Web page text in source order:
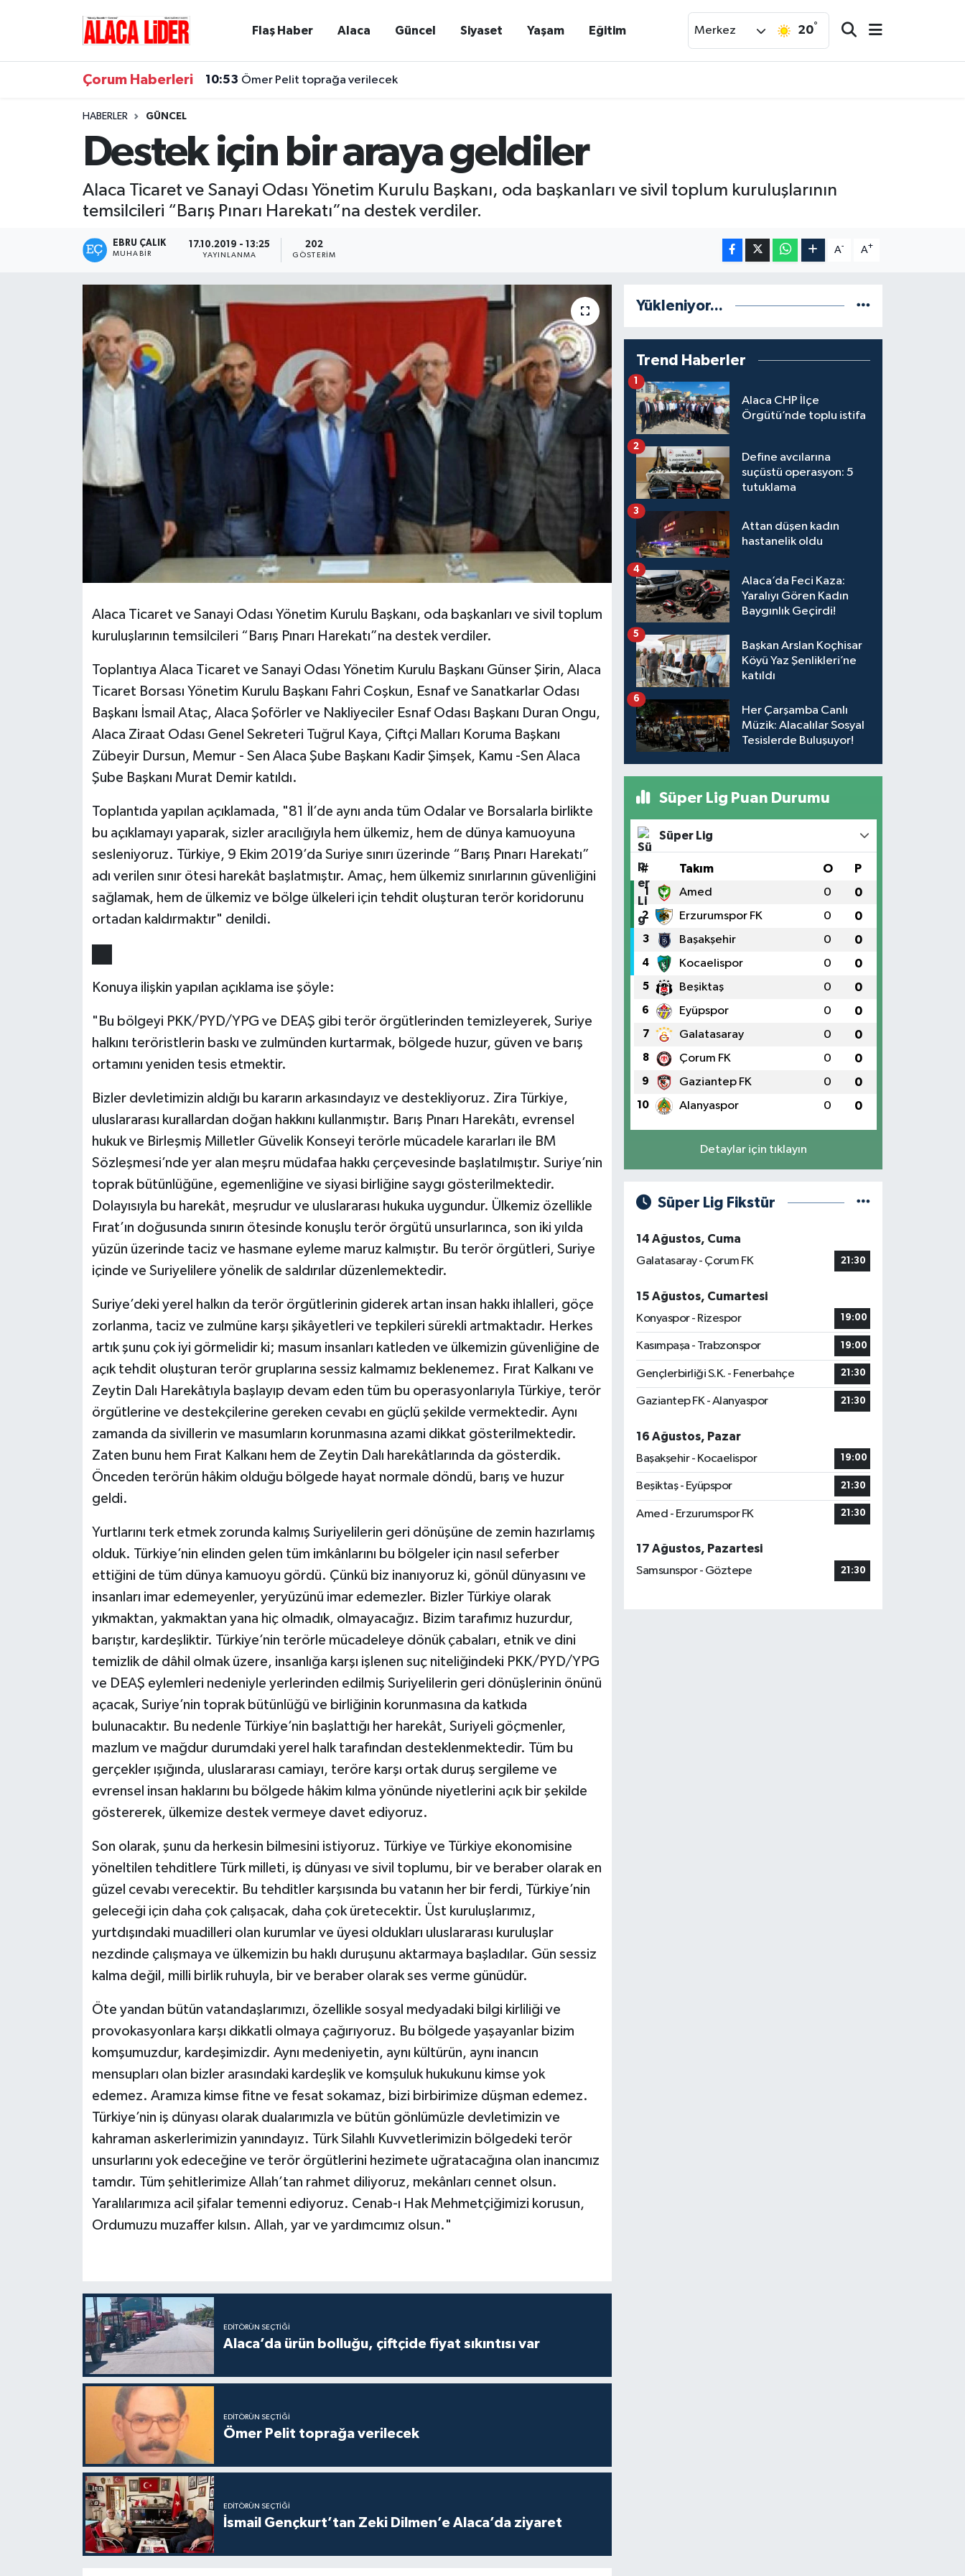
Flaş Haber Alaca Güncel Siyaset Yaşam Eğitim Merkez 20°
Çorum Haberleri 10:53 Ömer Pelit toprağa verilecek
HABERLER GÜNCEL
Destek için bir araya geldiler
Alaca Ticaret ve Sanayi Odası Yönetim Kurulu Başkanı, oda başkanları ve sivil toplum kuruluşlarının
temsilcileri “Barış Pınarı Harekatı”na destek verdiler.
EBRU ÇALIK
MUHABIR
17.10.2019 - 13:25
YAYINLANMA
202
GÖSTERIM
A- A+
Alaca Ticaret ve Sanayi Odası Yönetim Kurulu Başkanı, oda başkanları ve sivil toplum
kuruluşlarının temsilcileri “Barış Pınarı Harekatı”na destek verdiler.
Toplantıya Alaca Ticaret ve Sanayi Odası Yönetim Kurulu Başkanı Günser Şirin, Alaca
Ticaret Borsası Yönetim Kurulu Başkanı Fahri Coşkun, Esnaf ve Sanatkarlar Odası
Başkanı İsmail Ataç, Alaca Şoförler ve Nakliyeciler Esnaf Odası Başkanı Duran Ongu,
Alaca Ziraat Odası Genel Sekreteri Tuğrul Kaya, Çiftçi Malları Koruma Başkanı
Zübeyir Dursun, Memur - Sen Alaca Şube Başkanı Kadir Şimşek, Kamu -Sen Alaca
Şube Başkanı Murat Demir katıldı.
Toplantıda yapılan açıklamada, "81 İl’de aynı anda tüm Odalar ve Borsalarla birlikte
bu açıklamayı yaparak, sizler aracılığıyla hem ülkemiz, hem de dünya kamuoyuna
sesleniyoruz. Türkiye, 9 Ekim 2019’da Suriye sınırı üzerinde “Barış Pınarı Harekatı”
adı verilen sınır ötesi harekât başlatmıştır. Amaç, hem ülkemiz sınırlarının güvenliğini
sağlamak, hem de ülkemiz ve bölge ülkeleri için tehdit oluşturan terör koridorunu
ortadan kaldırmaktır" denildi.
Konuya ilişkin yapılan açıklama ise şöyle:
"Bu bölgeyi PKK/PYD/YPG ve DEAŞ gibi terör örgütlerinden temizleyerek, Suriye
halkını teröristlerin baskı ve zulmünden kurtarmak, bölgede huzur, güven ve barış
ortamını yeniden tesis etmektir.
Bizler devletimizin aldığı bu kararın arkasındayız ve destekliyoruz. Zira Türkiye,
uluslararası kurallardan doğan hakkını kullanmıştır. Barış Pınarı Harekâtı, evrensel
hukuk ve Birleşmiş Milletler Güvelik Konseyi terörle mücadele kararları ile BM
Sözleşmesi’nde yer alan meşru müdafaa hakkı çerçevesinde başlatılmıştır. Suriye’nin
toprak bütünlüğüne, egemenliğine ve siyasi birliğine saygı gösterilmektedir.
Dolayısıyla bu harekât, meşrudur ve uluslararası hukuka uygundur. Ülkemiz özellikle
Fırat’ın doğusunda sınırın ötesinde konuşlu terör örgütü unsurlarınca, son iki yılda
yüzün üzerinde taciz ve hasmane eyleme maruz kalmıştır. Bu terör örgütleri, Suriye
içinde ve Suriyelilere yönelik de saldırılar düzenlemektedir.
Suriye’deki yerel halkın da terör örgütlerinin giderek artan insan hakkı ihlalleri, göçe
zorlanma, taciz ve zulmüne karşı şikâyetleri ve tepkileri sürekli artmaktadır. Herkes
artık şunu çok iyi görmelidir ki; masum insanları katleden ve ülkemizin güvenliğine de
açık tehdit oluşturan terör gruplarına sessiz kalmamız beklenemez. Fırat Kalkanı ve
Zeytin Dalı Harekâtıyla başlayıp devam eden tüm bu operasyonlarıyla Türkiye, terör
örgütlerine ve destekçilerine gereken cevabı en güçlü şekilde vermektedir. Aynı
zamanda da sivillerin ve masumların korunmasına azami dikkat gösterilmektedir.
Zaten bunu hem Fırat Kalkanı hem de Zeytin Dalı harekâtlarında da gösterdik.
Önceden terörün hâkim olduğu bölgede hayat normale döndü, barış ve huzur
geldi.
Yurtlarını terk etmek zorunda kalmış Suriyelilerin geri dönüşüne de zemin hazırlamış
olduk. Türkiye’nin elinden gelen tüm imkânlarını bu bölgeler için nasıl seferber
ettiğini de tüm dünya kamuoyu gördü. Çünkü biz inanıyoruz ki, gönül dünyasını ve
insanları imar edemeyenler, yeryüzünü imar edemezler. Bizler Türkiye olarak
yıkmaktan, yakmaktan yana hiç olmadık, olmayacağız. Bizim tarafımız huzurdur,
barıştır, kardeşliktir. Türkiye’nin terörle mücadeleye dönük çabaları, etnik ve dini
temizlik de dâhil olmak üzere, insanlığa karşı işlenen suç niteliğindeki PKK/PYD/YPG
ve DEAŞ eylemleri nedeniyle yerlerinden edilmiş Suriyelilerin geri dönüşlerinin önünü
açacak, Suriye’nin toprak bütünlüğü ve birliğinin korunmasına da katkıda
bulunacaktır. Bu nedenle Türkiye’nin başlattığı her harekât, Suriyeli göçmenler,
mazlum ve mağdur durumdaki yerel halk tarafından desteklenmektedir. Tüm bu
gerçekler ışığında, uluslararası camiayı, teröre karşı ortak duruş sergileme ve
evrensel insan haklarını bu bölgede hâkim kılma yönünde niyetlerini açık bir şekilde
göstererek, ülkemize destek vermeye davet ediyoruz.
Son olarak, şunu da herkesin bilmesini istiyoruz. Türkiye ve Türkiye ekonomisine
yöneltilen tehditlere Türk milleti, iş dünyası ve sivil toplumu, bir ve beraber olarak en
güzel cevabı verecektir. Bu tehditler karşısında bu vatanın her bir ferdi, Türkiye’nin
geleceği için daha çok çalışacak, daha çok üretecektir. Üst kuruluşlarımız,
yurtdışındaki muadilleri olan kurumlar ve üyesi oldukları uluslararası kuruluşlar
nezdinde çalışmaya ve ülkemizin bu haklı duruşunu aktarmaya başladılar. Gün sessiz
kalma değil, milli birlik ruhuyla, bir ve beraber olarak ses verme günüdür.
Öte yandan bütün vatandaşlarımızı, özellikle sosyal medyadaki bilgi kirliliği ve
provokasyonlara karşı dikkatli olmaya çağırıyoruz. Bu bölgede yaşayanlar bizim
komşumuzdur, kardeşimizdir. Aynı medeniyetin, aynı kültürün, aynı inancın
mensupları olan bizler arasındaki kardeşlik ve komşuluk hukukunu kimse yok
edemez. Aramıza kimse fitne ve fesat sokamaz, bizi birbirimize düşman edemez.
Türkiye’nin iş dünyası olarak dualarımızla ve bütün gönlümüzle devletimizin ve
kahraman askerlerimizin yanındayız. Türk Silahlı Kuvvetlerimizin bölgedeki terör
unsurlarını yok edeceğine ve terör örgütlerini hezimete uğratacağına olan inancımız
tamdır. Tüm şehitlerimize Allah’tan rahmet diliyoruz, mekânları cennet olsun.
Yaralılarımıza acil şifalar temenni ediyoruz. Cenab-ı Hak Mehmetçiğimizi korusun,
Ordumuzu muzaffer kılsın. Allah, yar ve yardımcımız olsun."
EDITÖRÜN SEÇTIĞI
Alaca’da ürün bolluğu, çiftçide fiyat sıkıntısı var
EDITÖRÜN SEÇTIĞI
Ömer Pelit toprağa verilecek
EDITÖRÜN SEÇTIĞI
İsmail Gençkurt’tan Zeki Dilmen’e Alaca’da ziyaret
Yükleniyor...
Trend Haberler
Alaca CHP İlçe
Örgütü’nde toplu istifa
1
Define avcılarına
suçüstü operasyon: 5
tutuklama
2
Attan düşen kadın
hastanelik oldu
3
Alaca’da Feci Kaza:
Yaralıyı Gören Kadın
Baygınlık Geçirdi!
4
Başkan Arslan Koçhisar
Köyü Yaz Şenlikleri’ne
katıldı
5
Her Çarşamba Canlı
Müzik: Alacalılar Sosyal
Tesislerde Buluşuyor!
6
Süper Lig Puan Durumu
Süper Lig
# Takım O P
1 Amed 0 0
2 Erzurumspor FK 0 0
3 Başakşehir 0 0
4 Kocaelispor 0 0
5 Beşiktaş 0 0
6 Eyüpspor 0 0
7 Galatasaray 0 0
8 Çorum FK 0 0
9 Gaziantep FK 0 0
10 Alanyaspor 0 0
Detaylar için tıklayın
Süper Lig Fikstür
14 Ağustos, Cuma
Galatasaray - Çorum FK
21:30
15 Ağustos, Cumartesi
Konyaspor - Rizespor
19:00
Kasımpaşa - Trabzonspor 19:00
Gençlerbirliği S.K. - Fenerbahçe 21:30
Gaziantep FK - Alanyaspor 21:30
16 Ağustos, Pazar
Başakşehir - Kocaelispor
19:00
Beşiktaş - Eyüpspor 21:30
Amed - Erzurumspor FK 21:30
17 Ağustos, Pazartesi
Samsunspor - Göztepe
21:30
Çorum Trafik Yoğunluk Haritası
Tüm Manşetler
Haber Arşivi